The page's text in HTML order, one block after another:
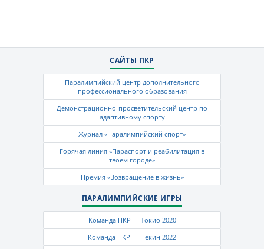
САЙТЫ ПКР
Паралимпийский центр дополнительного
профессионального образования
Демонстрационно-просветительский центр по
адаптивному спорту
Журнал «Паралимпийский спорт»
Горячая линия «Параспорт и реабилитация в
твоем городе»
Премия «Возвращение в жизнь»
ПАРАЛИМПИЙСКИЕ ИГРЫ
Команда ПКР — Токио 2020
Команда ПКР — Пекин 2022